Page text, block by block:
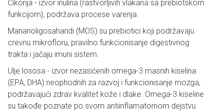
Cikorija - izvor inulina (rastvorljivih vlakana sa prebiotskom
funkcijom), podržava procese varenja.
Mananoligosaharidi (MOS) su prebiotici koji podržavaju
crevnu mikrofloru, pravilno funkcionisanje digestivnog
trakta i jačaju imuni sistem.
Ulje lososa - izvor nezasićenih omega-3 masnih kiselina
(EPA, DHA) neophodnih za razvoj i funkcionisanje mozga,
podržavajući zdrav kvalitet kože i dlake. Omega-3 kiseline
su takođe poznate po svom antiinflamatornom dejstvu.